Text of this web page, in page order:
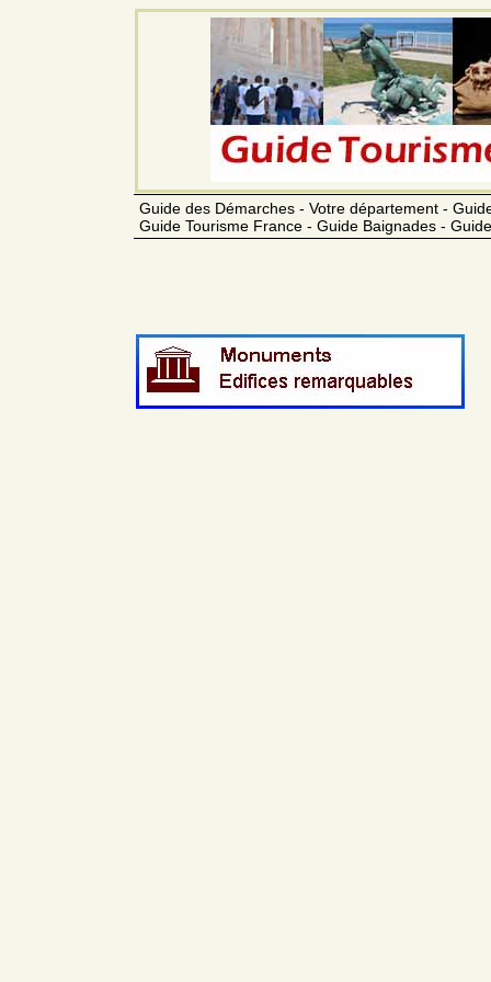
Guide des Démarches - Votre département -
Guide Tourisme France - Guide Baignades -